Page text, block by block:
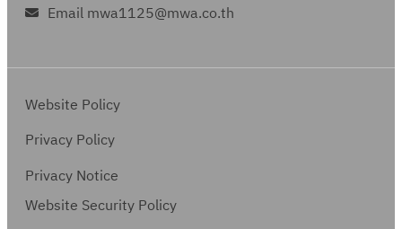
Email mwa1125@mwa.co.th
Website Policy
Privacy Policy
Privacy Notice
Website Security Policy